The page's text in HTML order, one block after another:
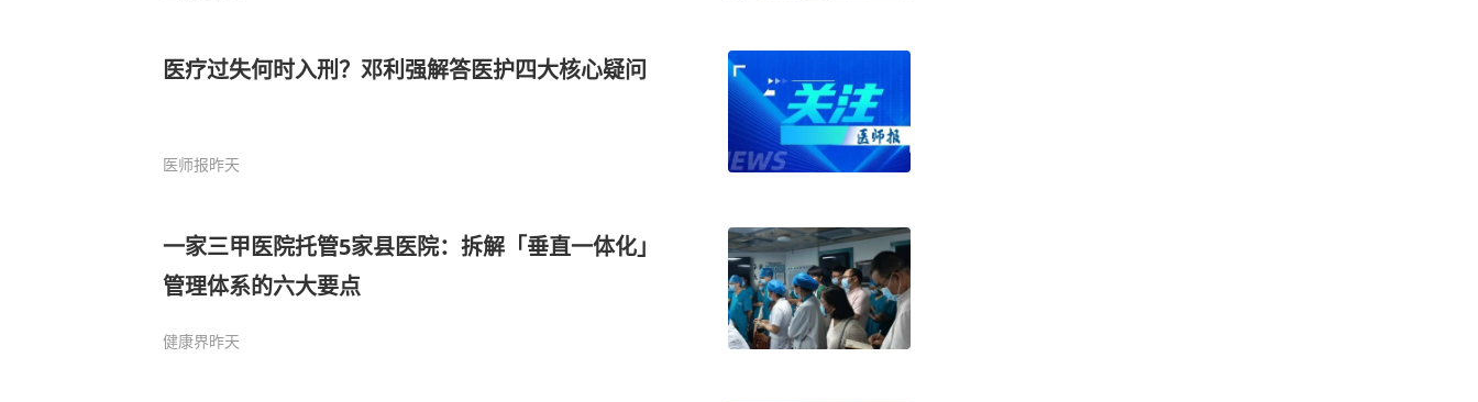
医疗过失何时入刑？邓利强解答医护四大核心疑问
医师报昨天
一家三甲医院托管5家县医院：拆解「垂直一体化」
管理体系的六大要点
健康界昨天